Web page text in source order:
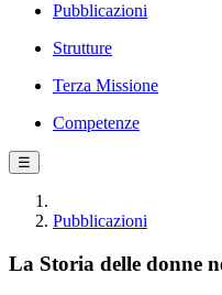
Pubblicazioni
Strutture
Terza Missione
Competenze
☰
Pubblicazioni
La Storia delle donne